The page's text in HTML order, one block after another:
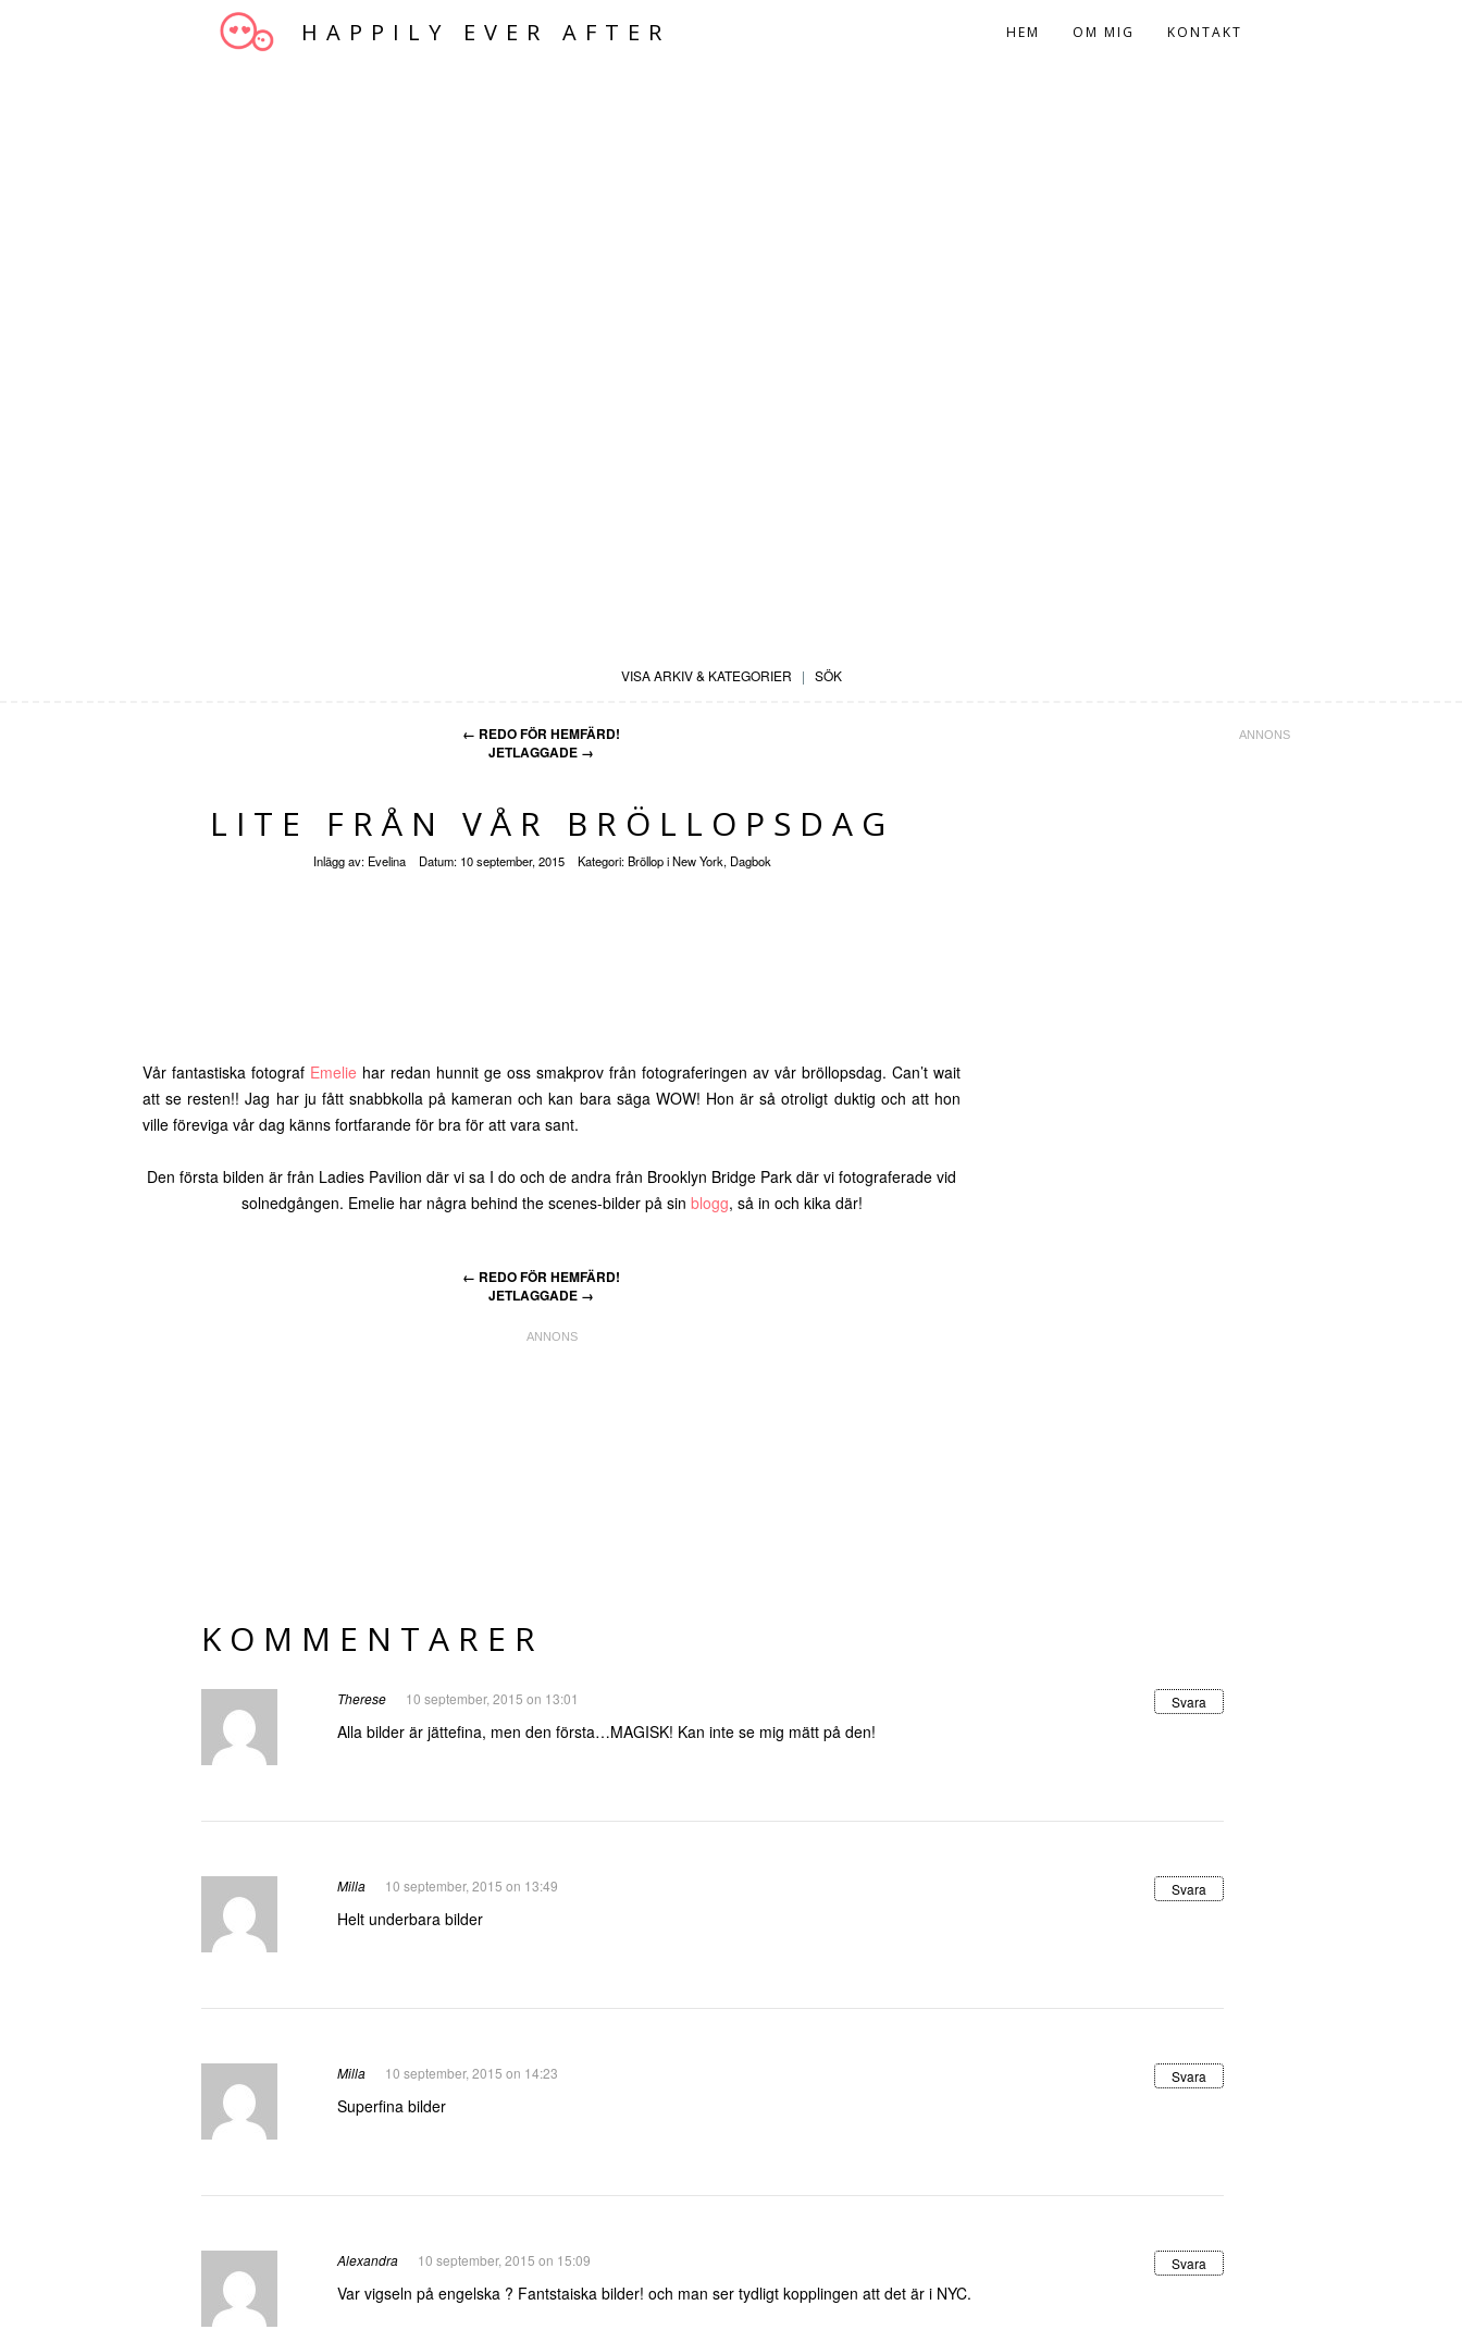
HAPPILY EVER AFTER HEM OM MIG KONTAKT
VISA ARKIV & KATEGORIER | SÖK
← REDO FÖR HEMFÄRD!
JETLAGGADE →
LITE FRÅN VÅR BRÖLLOPSDAG
Inlägg av: Evelina Datum: 10 september, 2015 Kategori:Bröllop i New York, Dagbok
Vår fantastiska fotograf Emelie har redan hunnit ge oss smakprov från fotograferingen av vår bröllopsdag. Can’t wait
att se resten!! Jag har ju fått snabbkolla på kameran och kan bara säga WOW! Hon är så otroligt duktig och att hon
ville föreviga vår dag känns fortfarande för bra för att vara sant.
Den första bilden är från Ladies Pavilion där vi sa I do och de andra från Brooklyn Bridge Park där vi fotograferade vid
solnedgången. Emelie har några behind the scenes-bilder på sin blogg, så in och kika där!
← REDO FÖR HEMFÄRD!
JETLAGGADE →
KOMMENTARER
Therese 10 september, 2015 on 13:01 Svara
Alla bilder är jättefina, men den första…MAGISK! Kan inte se mig mätt på den!
Milla 10 september, 2015 on 13:49 Svara
Helt underbara bilder
Milla 10 september, 2015 on 14:23 Svara
Superfina bilder
Alexandra 10 september, 2015 on 15:09 Svara
Var vigseln på engelska ? Fantstaiska bilder! och man ser tydligt kopplingen att det är i NYC.